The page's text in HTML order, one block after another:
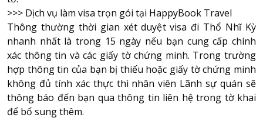
>>> Dịch vụ làm visa trọn gói tại HappyBook Travel
Thông thường thời gian xét duyệt visa đi Thổ Nhĩ Kỳ
nhanh nhất là trong 15 ngày nếu bạn cung cấp chính
xác thông tin và các giấy tờ chứng minh. Trong trường
hợp thông tin của bạn bị thiếu hoặc giấy tờ chứng minh
không đủ tính xác thực thì nhân viên Lãnh sự quán sẽ
thông báo đến bạn qua thông tin liên hệ trong tờ khai
để bổ sung thêm.